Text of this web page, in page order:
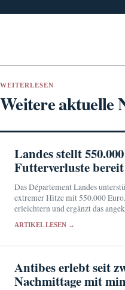
WEITERLESEN
Weitere aktuelle
Landes stellt
Futterverluste bereit
Das Département Landes
extremer Hitze mit 550.000
erleichtern und ergänzt das
ARTIKEL LESEN →
Antibes erlebt seit
Nachmittage mit